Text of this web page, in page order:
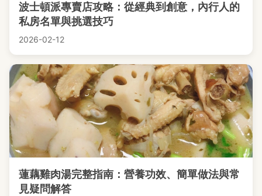
波士頓派專賣店攻略：從經典到創意，內行人的
私房名單與挑選技巧
2026-02-12
蓮藕雞肉湯完整指南：營養功效、簡單做法與常
見疑問解答